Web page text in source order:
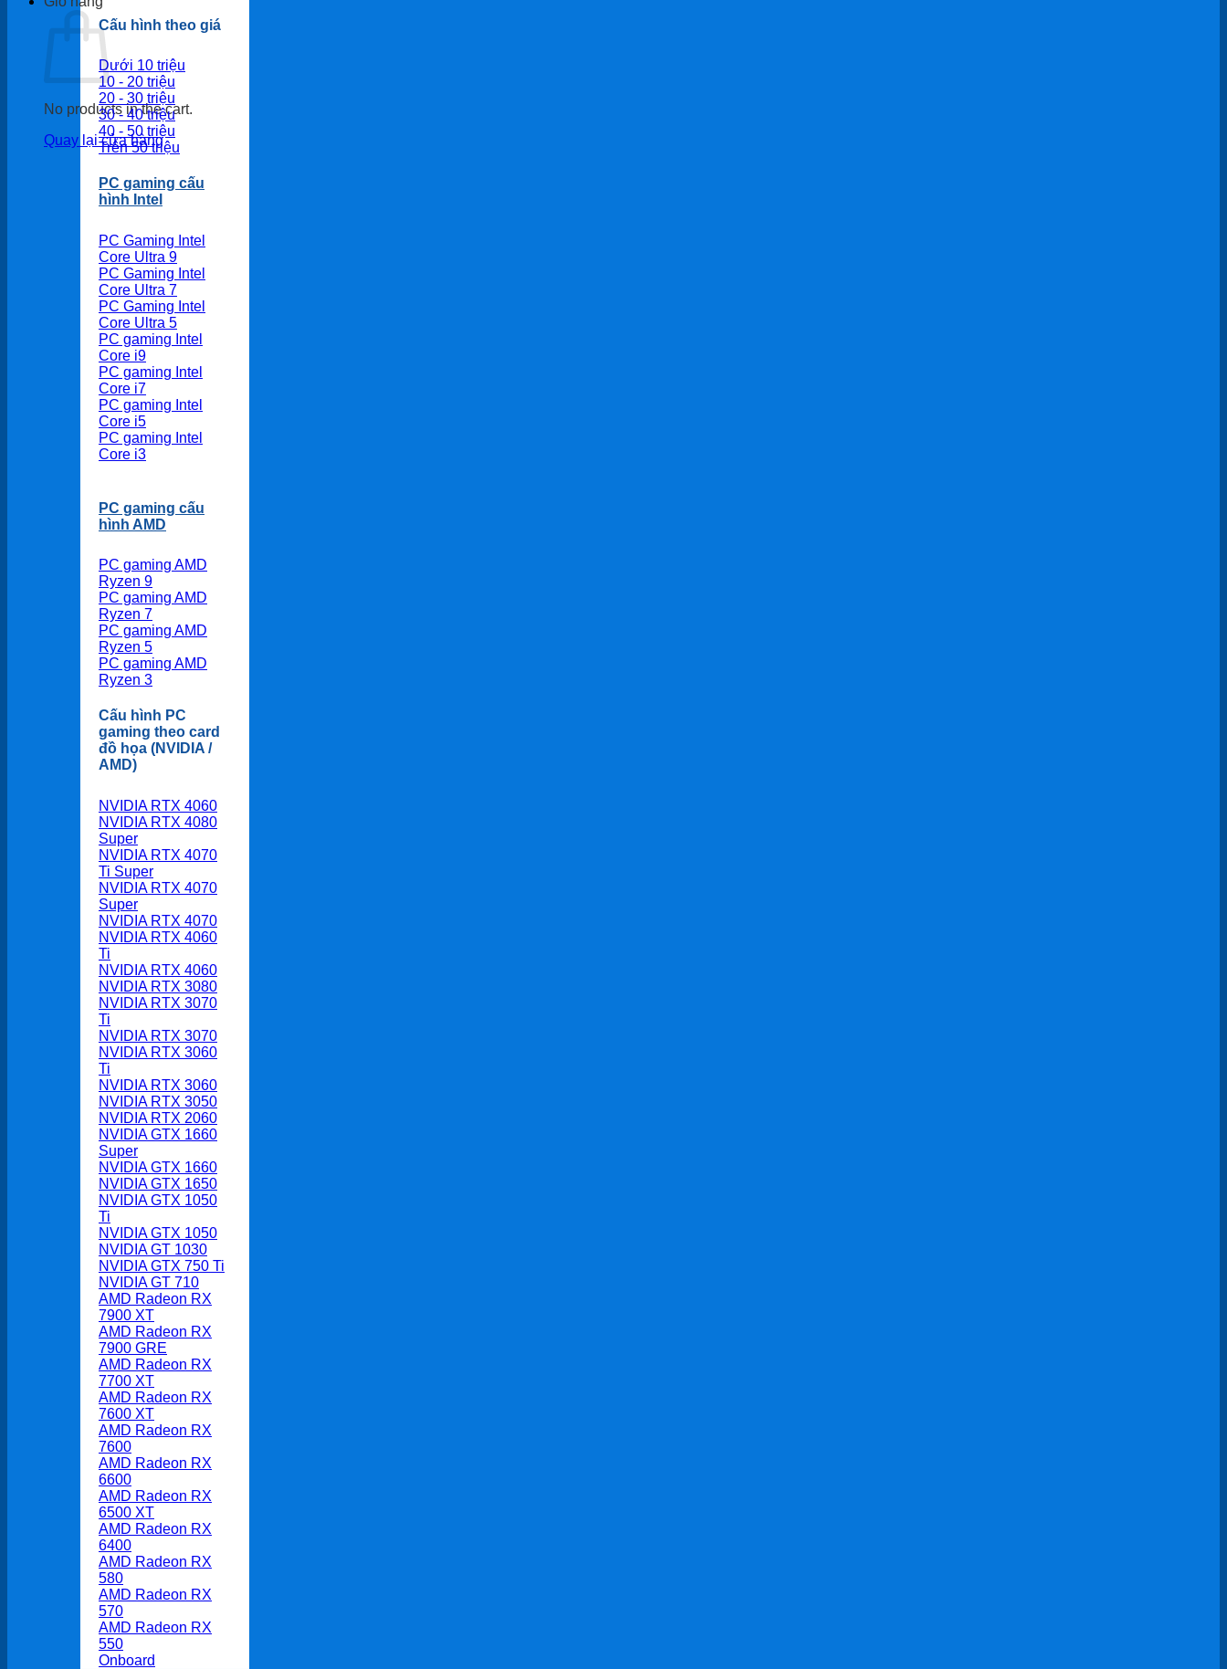
No products in the cart.
Quay lại cửa hàng
Cấu hình theo giá
Dưới 10 triệu
10 - 20 triệu
20 - 30 triệu
30 - 40 triệu
40 - 50 triệu
Trên 50 triệu
PC gaming cấu
hình Intel
PC Gaming Intel
Core Ultra 9
PC Gaming Intel
Core Ultra 7
PC Gaming Intel
Core Ultra 5
PC gaming Intel
Core i9
PC gaming Intel
Core i7
PC gaming Intel
Core i5
PC gaming Intel
Core i3
PC gaming cấu
hình AMD
PC gaming AMD
Ryzen 9
PC gaming AMD
Ryzen 7
PC gaming AMD
Ryzen 5
PC gaming AMD
Ryzen 3
Cấu hình PC
gaming theo card
đồ họa (NVIDIA /
AMD)
NVIDIA RTX 4060
NVIDIA RTX 4080
Super
NVIDIA RTX 4070
Ti Super
NVIDIA RTX 4070
Super
NVIDIA RTX 4070
NVIDIA RTX 4060
Ti
NVIDIA RTX 4060
NVIDIA RTX 3080
NVIDIA RTX 3070
Ti
NVIDIA RTX 3070
NVIDIA RTX 3060
Ti
NVIDIA RTX 3060
NVIDIA RTX 3050
NVIDIA RTX 2060
NVIDIA GTX 1660
Super
NVIDIA GTX 1660
NVIDIA GTX 1650
NVIDIA GTX 1050
Ti
NVIDIA GTX 1050
NVIDIA GT 1030
NVIDIA GTX 750 Ti
NVIDIA GT 710
AMD Radeon RX
7900 XT
AMD Radeon RX
7900 GRE
AMD Radeon RX
7700 XT
AMD Radeon RX
7600 XT
AMD Radeon RX
7600
AMD Radeon RX
6600
AMD Radeon RX
6500 XT
AMD Radeon RX
6400
AMD Radeon RX
580
AMD Radeon RX
570
AMD Radeon RX
550
Onboard